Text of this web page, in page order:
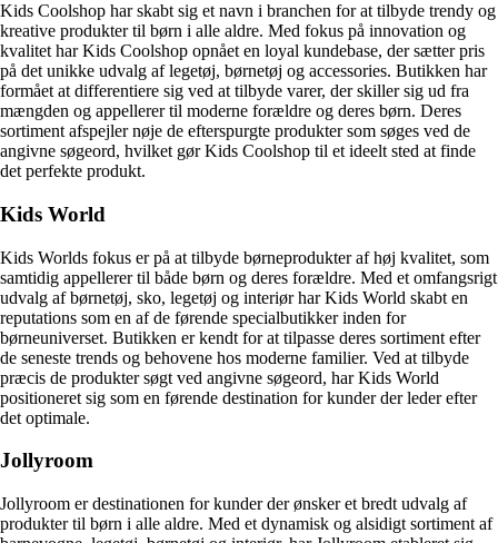
Kids Coolshop har skabt sig et navn i branchen for at tilbyde trendy og
kreative produkter til børn i alle aldre. Med fokus på innovation og
kvalitet har Kids Coolshop opnået en loyal kundebase, der sætter pris
på det unikke udvalg af legetøj, børnetøj og accessories. Butikken har
formået at differentiere sig ved at tilbyde varer, der skiller sig ud fra
mængden og appellerer til moderne forældre og deres børn. Deres
sortiment afspejler nøje de efterspurgte produkter som søges ved de
angivne søgeord, hvilket gør Kids Coolshop til et ideelt sted at finde
det perfekte produkt.
Kids World
Kids Worlds fokus er på at tilbyde børneprodukter af høj kvalitet, som
samtidig appellerer til både børn og deres forældre. Med et omfangsrigt
udvalg af børnetøj, sko, legetøj og interiør har Kids World skabt en
reputations som en af de førende specialbutikker inden for
børneuniverset. Butikken er kendt for at tilpasse deres sortiment efter
de seneste trends og behovene hos moderne familier. Ved at tilbyde
præcis de produkter søgt ved angivne søgeord, har Kids World
positioneret sig som en førende destination for kunder der leder efter
det optimale.
Jollyroom
Jollyroom er destinationen for kunder der ønsker et bredt udvalg af
produkter til børn i alle aldre. Med et dynamisk og alsidigt sortiment af